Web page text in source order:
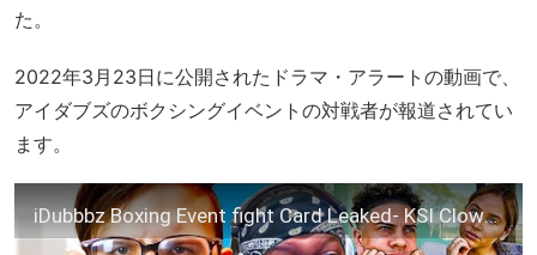
た。
2022年3月23日に公開されたドラマ・アラートの動画で、
アイダブズのボクシングイベントの対戦者が報道されてい
ます。
iDubbbz Boxing Event fight Card Leaked- KSI Clowns Ace Family – Kanye Banned? – Niko vs Russia !